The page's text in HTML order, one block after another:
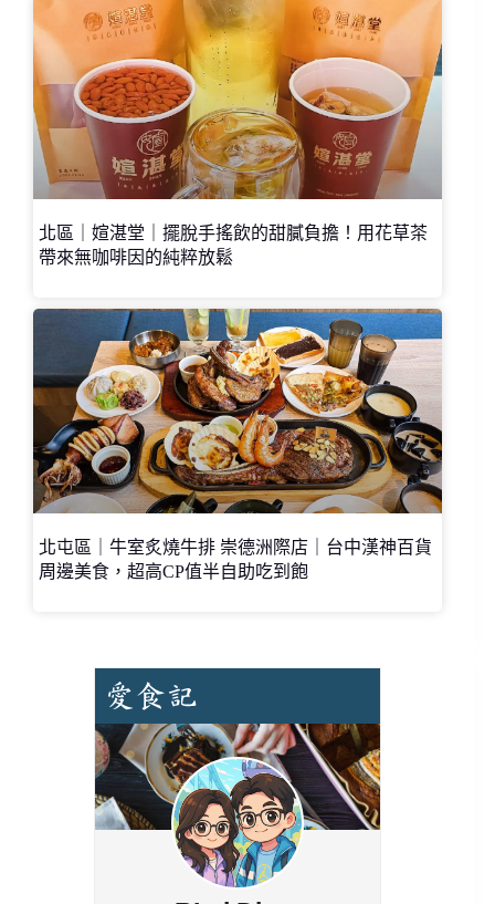
北區｜媗湛堂｜擺脫手搖飲的甜膩負擔！用花草茶
帶來無咖啡因的純粹放鬆
北屯區｜牛室炙燒牛排 崇德洲際店｜台中漢神百貨
周邊美食，超高CP值半自助吃到飽